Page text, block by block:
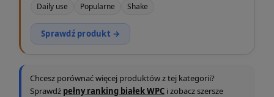
Daily use Popularne Shake
Sprawdź produkt →
Chcesz porównać więcej produktów z tej kategorii?
Sprawdź pełny ranking białek WPC i zobacz szersze